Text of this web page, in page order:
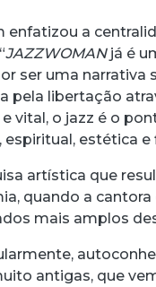
enfatizou a
JAZZWOMANjá é
ser uma
pela libertação
vital, o jazz é o
espiritual, estética e
artística que
quando a
mais amplos
antigas, que